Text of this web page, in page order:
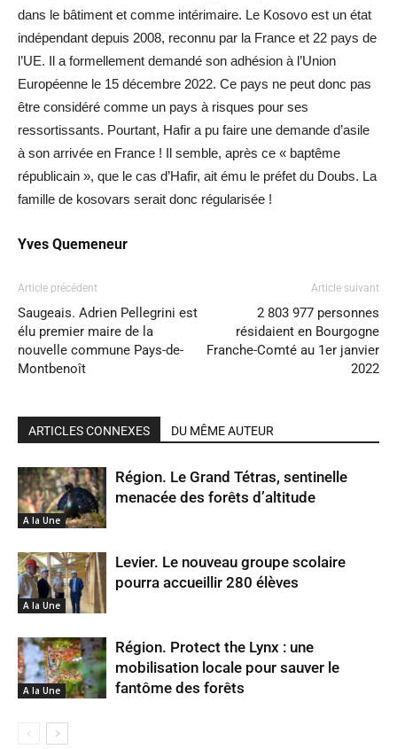
dans le bâtiment et comme intérimaire. Le Kosovo est un état
indépendant depuis 2008, reconnu par la France et 22 pays de
l’UE. Il a formellement demandé son adhésion à l’Union
Européenne le 15 décembre 2022. Ce pays ne peut donc pas
être considéré comme un pays à risques pour ses
ressortissants. Pourtant, Hafir a pu faire une demande d’asile
à son arrivée en France ! Il semble, après ce « baptême
républicain », que le cas d’Hafir, ait ému le préfet du Doubs. La
famille de kosovars serait donc régularisée !
Yves Quemeneur
Article précédent
Saugeais. Adrien Pellegrini est
élu premier maire de la
nouvelle commune Pays-de-
Montbenoît
Article suivant
2 803 977 personnes
résidaient en Bourgogne
Franche-Comté au 1er janvier
2022
ARTICLES CONNEXES DU MÊME AUTEUR
A la Une
Région. Le Grand Tétras, sentinelle
menacée des forêts d’altitude
A la Une
Levier. Le nouveau groupe scolaire
pourra accueillir 280 élèves
A la Une
Région. Protect the Lynx : une
mobilisation locale pour sauver le
fantôme des forêts